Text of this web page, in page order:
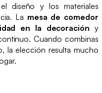
diseño y los materiales
La mesa de comedor
en la decoración y
Cuando combinas
la elección resulta mucho